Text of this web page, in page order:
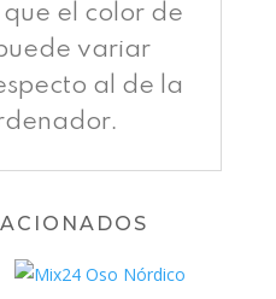
que el color de
variar
al de la